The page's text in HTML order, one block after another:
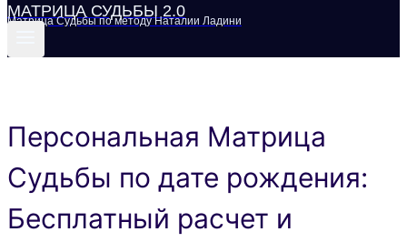
МАТРИЦА СУДЬБЫ 2.0
Матрица Судьбы по методу Наталии Ладини
Персональная Матрица
Судьбы по дате рождения:
Бесплатный расчет и